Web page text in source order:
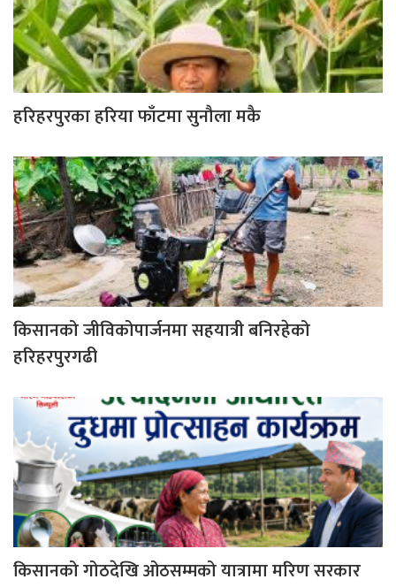
हरिहरपुरका हरिया फाँटमा सुनौला मकै
किसानको जीविकोपार्जनमा सहयात्री बनिरहेको
हरिहरपुरगढी
किसानको गोठदेखि ओठसम्मको यात्रामा मरिण सरकार